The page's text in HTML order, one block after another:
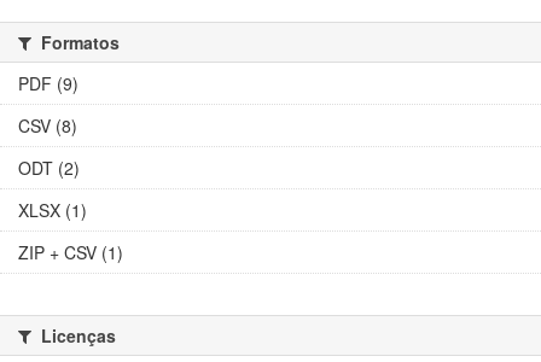
Formatos
PDF (9)
CSV (8)
ODT (2)
XLSX (1)
ZIP + CSV (1)
Licenças